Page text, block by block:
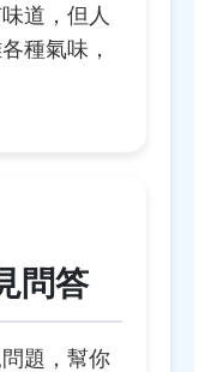
道，但人
種氣味，
問答
題，幫你